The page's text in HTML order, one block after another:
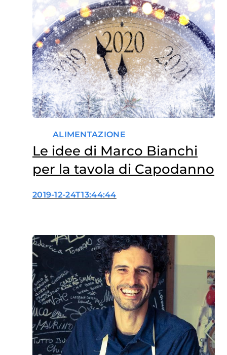
ALIMENTAZIONE
Le idee di Marco Bianchi
per la tavola di Capodanno
2019-12-24T13:44:44